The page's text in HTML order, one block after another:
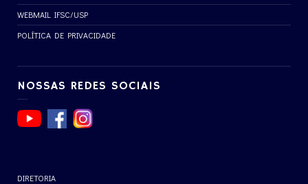
WEBMAIL IFSC/USP
POLÍTICA DE PRIVACIDADE
NOSSAS REDES SOCIAIS
DIRETORIA